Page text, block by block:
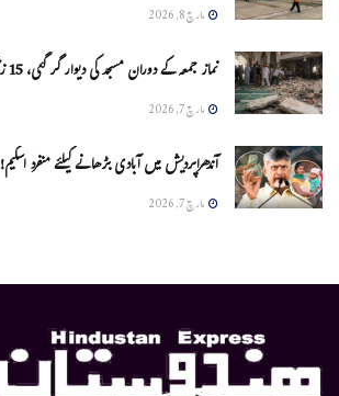
مارچ 8, 2026
نماز جمعہ کے دوران مسجد کی دیوار گر گئی، 15 زخمی
مارچ 7, 2026
آندھراپردیش میں آبادی بڑھانے کیلئے منفرد اسکیم!
مارچ 7, 2026